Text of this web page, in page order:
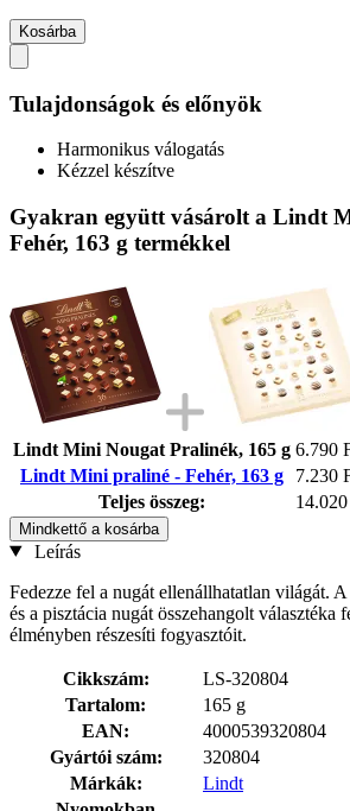
Kosárba
Tulajdonságok és előnyök
Harmonikus válogatás
Kézzel készítve
Gyakran együtt vásárolt a Lindt
Fehér, 163 g termékkel
Lindt Mini Nougat Pralinék, 165 g 6.790
Lindt Mini praliné - Fehér, 163 g
7.230
Teljes összeg:
Mindkettő a kosárba
Leírás
Fedezze fel a nugát ellenállhatatlan világát.
és a pisztácia nugát összehangolt választéka
élményben részesíti fogyasztóit.
Cikkszám:
LS-320804
Tartalom:
165 g
EAN:
4000539320804
Gyártói szám:
320804
Márkák:
Lindt